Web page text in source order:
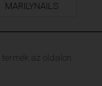
MARILYNAILS
termék az oldalon